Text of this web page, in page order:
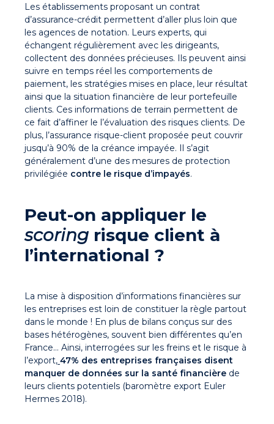
Les établissements proposant un contrat
d’assurance-crédit permettent d’aller plus loin que
les agences de notation. Leurs experts, qui
échangent régulièrement avec les dirigeants,
collectent des données précieuses. Ils peuvent ainsi
suivre en temps réel les comportements de
paiement, les stratégies mises en place, leur résultat
ainsi que la situation financière de leur portefeuille
clients. Ces informations de terrain permettent de
ce fait d’affiner le l’évaluation des risques clients. De
plus, l’assurance risque-client proposée peut couvrir
jusqu’à 90% de la créance impayée. Il s’agit
généralement d’une des mesures de protection
privilégiée contre le risque d’impayés.
Peut-on appliquer le
scoring risque client à
l’international ?
La mise à disposition d’informations financières sur
les entreprises est loin de constituer la règle partout
dans le monde ! En plus de bilans conçus sur des
bases hétérogènes, souvent bien différentes qu’en
France… Ainsi, interrogées sur les freins et le risque à
l’export, 47% des entreprises françaises disent
manquer de données sur la santé financière de
leurs clients potentiels (baromètre export Euler
Hermes 2018).